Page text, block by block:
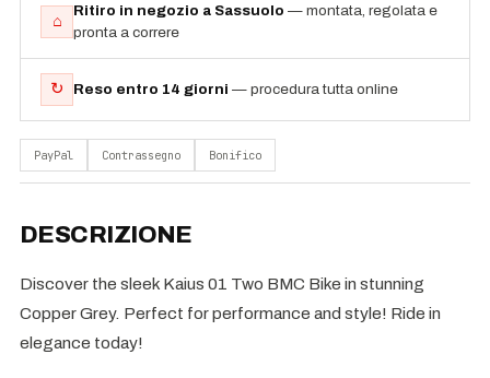
⌂
Ritiro in negozio a Sassuolo — montata, regolata e
pronta a correre
↻ Reso entro 14 giorni — procedura tutta online
PayPal Contrassegno Bonifico
DESCRIZIONE
Discover the sleek Kaius 01 Two BMC Bike in stunning
Copper Grey. Perfect for performance and style! Ride in
elegance today!